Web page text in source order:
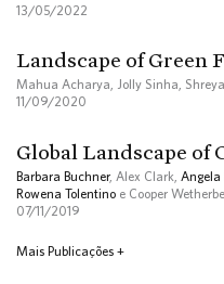
13/05/2022
Landscape of Green
Mahua Acharya, Jolly Sinha,
11/09/2020
Global Landscape of
Barbara Buchner, Alex Clark, Angela
Rowena Tolentino e Cooper
07/11/2019
Mais Publicações +